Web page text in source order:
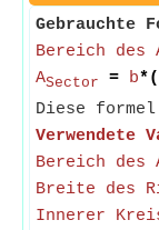
Gebrauchte
Bereich des
ASector = b
Diese
Verwendete
Bereich des
Breite des
Innerer